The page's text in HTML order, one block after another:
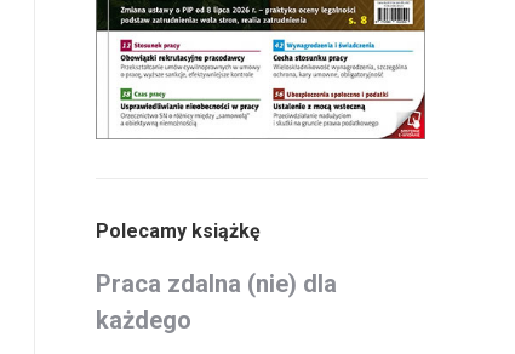
Polecamy książkę
Praca zdalna (nie) dla
każdego